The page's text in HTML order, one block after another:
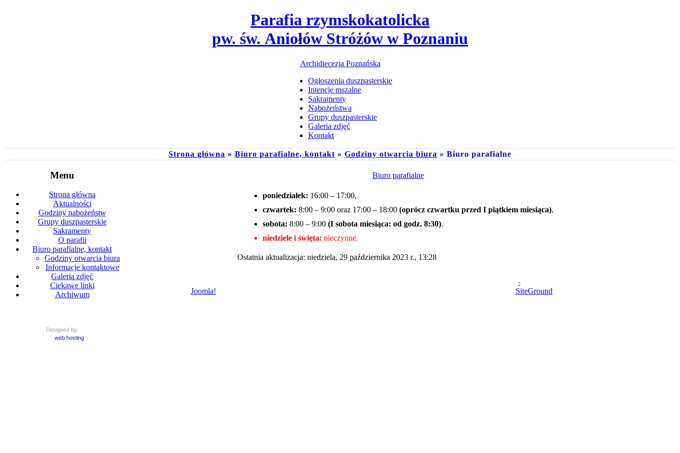
Parafia rzymskokatolicka
pw. św. Aniołów Stróżów w Poznaniu
Archidiecezja Poznańska
Ogłoszenia duszpasterskie
Intencje mszalne
Sakramenty
Nabożeństwa
Grupy duszpasterskie
Galeria zdjęć
Kontakt
Strona główna » Biuro parafialne, kontakt » Godziny otwarcia biura » Biuro parafialne
Menu
Strona główna
Aktualności
Godziny nabożeństw
Grupy duszpasterskie
Sakramenty
O parafii
Biuro parafialne, kontakt
Godziny otwarcia biura
Informacje kontaktowe
Galeria zdjęć
Ciekawe linki
Archiwum
Designed by:
web hosting
Biuro parafialne
poniedziałek: 16:00 – 17:00,
czwartek: 8:00 – 9:00 oraz 17:00 – 18:00 (oprócz czwartku przed I piątkiem miesiąca),
sobota: 8:00 – 9:00 (I sobota miesiąca: od godz. 8:30).
niedziele i święta: nieczynne.
Ostatnia aktualizacja: niedziela, 29 października 2023 r., 13:28
+
Joomla! SiteGround